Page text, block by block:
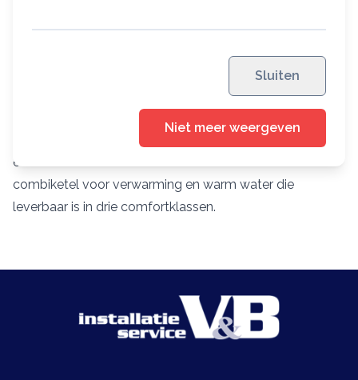
Sluiten
Niet meer weergeven
makkelijker. Hij zorgt ervoor dat de waterdruk in je ketel
Door de ingebouwde voorbereidingen voor een
koppeling met duurzame technieken, zoals bijvoorbeeld
een warmtepomp en/of een zonneboiler, is het ook echt
een cv-ketel voor de toekomst. De Calenta Ace is een
combiketel voor verwarming en warm water die
leverbaar is in drie comfortklassen.